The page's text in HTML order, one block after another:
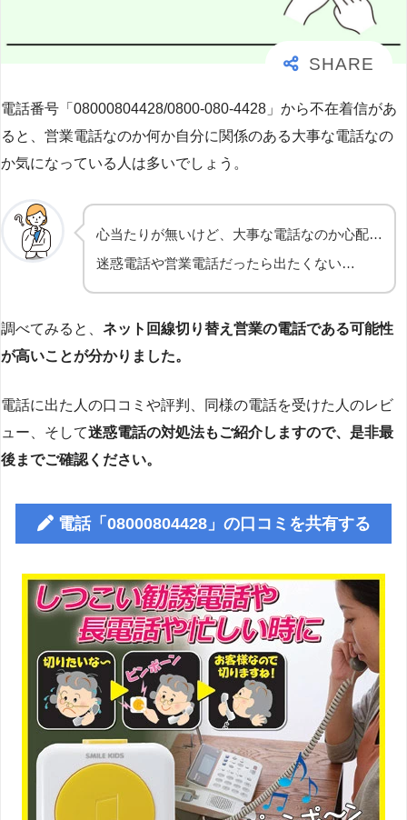
電話番号「08000804428/0800-080-4428」から不在着信があ
ると、営業電話なのか何か自分に関係のある大事な電話なの
か気になっている人は多いでしょう。
心当たりが無いけど、大事な電話なのか心配…
迷惑電話や営業電話だったら出たくない…
調べてみると、 ネット回線切り替え営業の電話である可能性
が高いことが分かりました。
電話に出た人の口コミや評判、同様の電話を受けた人のレビ
ュー、そして迷惑電話の対処法もご紹介しますので、是非最
後までご確認ください。
電話「08000804428」の口コミを共有する